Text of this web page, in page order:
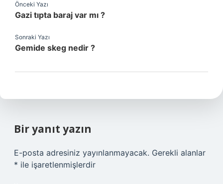
Önceki Yazı
Gazi tıpta baraj var mı ?
Sonraki Yazı
Gemide skeg nedir ?
Bir yanıt yazın
E-posta adresiniz yayınlanmayacak. Gerekli alanlar
* ile işaretlenmişlerdir